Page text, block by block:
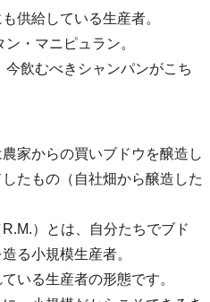
供給している生産者。
・マニピュラン。
飲むべきシャンパンがこち
家からの買いブドウを醸造し
たもの（自社畑から醸造した
）とは、自分たちでブド
る小規模生産者。
いる生産者の形態です。